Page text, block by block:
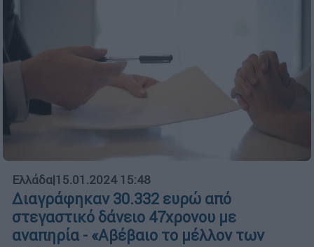
Ελλάδα|15.01.2024 15:48
Διαγράφηκαν 30.332 ευρώ από
στεγαστικό δάνειο 47χρονου με
αναπηρία - «Αβέβαιο το μέλλον των